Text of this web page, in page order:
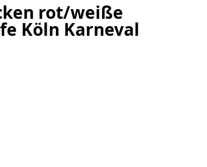
rot/weiße
Köln Karneval